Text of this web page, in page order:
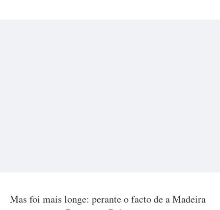
Mas foi mais longe: perante o facto de a Madeira